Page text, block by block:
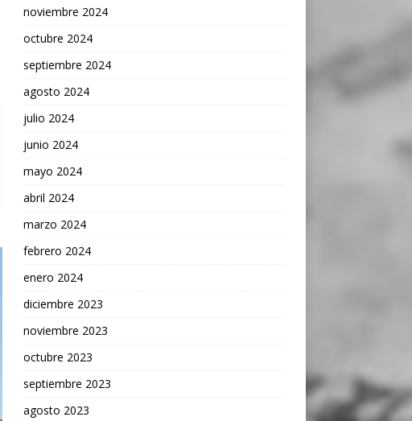
noviembre 2024
octubre 2024
septiembre 2024
agosto 2024
julio 2024
junio 2024
mayo 2024
abril 2024
marzo 2024
febrero 2024
enero 2024
diciembre 2023
noviembre 2023
octubre 2023
septiembre 2023
agosto 2023